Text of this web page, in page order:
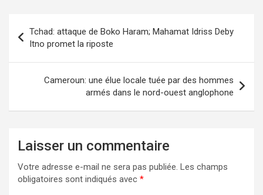
de
l’article
Tchad: attaque de Boko Haram; Mahamat Idriss Deby
Itno promet la riposte
Cameroun: une élue locale tuée par des hommes
armés dans le nord-ouest anglophone
Laisser un commentaire
Votre adresse e-mail ne sera pas publiée. Les champs
obligatoires sont indiqués avec *